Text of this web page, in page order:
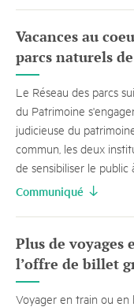
Vacances au
parcs naturels de
Le Réseau des parcs
du Patrimoine
judicieuse du
commun, les deux
de sensibiliser le public
Communiqué
Plus de voyages
l’offre de billet
Voyager en train ou en